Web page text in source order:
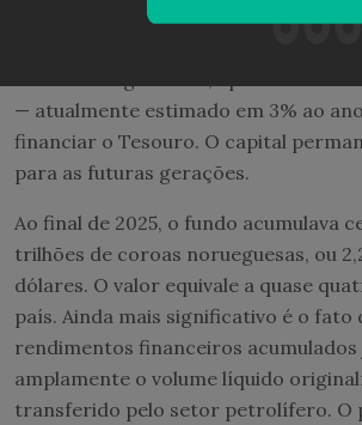
globalmente em ações, títulos e
— atualmente estimado em 3% ao
financiar o Tesouro. O capital
para as futuras gerações.
Ao final de 2025, o fundo acumulava
trilhões de coroas norueguesas, ou
dólares. O valor equivale a quase
país. Ainda mais significativo é o fato
rendimentos financeiros acumulados
amplamente o volume líquido
transferido pelo setor petrolífero. O